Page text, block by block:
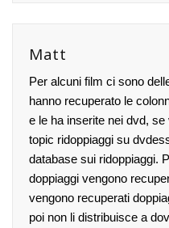
Matt
Per alcuni film ci sono
hanno recuperato le
e le ha inserite nei dvd,
topic ridoppiaggi su
database sui ridoppiaggi.
doppiaggi vengono
vengono recuperati
poi non li distribuisce a